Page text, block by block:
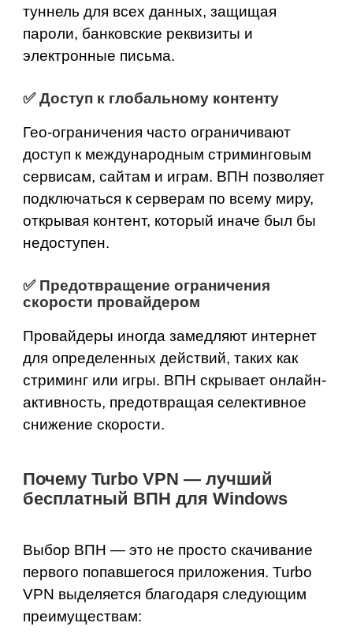
туннель для всех данных, защищая
пароли, банковские реквизиты и
электронные письма.
✅Доступ к глобальному контенту
Гео-ограничения часто ограничивают
доступ к международным стриминговым
сервисам, сайтам и играм. ВПН позволяет
подключаться к серверам по всему миру,
открывая контент, который иначе был бы
недоступен.
✅ Предотвращение ограничения
скорости провайдером
Провайдеры иногда замедляют интернет
для определенных действий, таких как
стриминг или игры. ВПН скрывает онлайн-
активность, предотвращая селективное
снижение скорости.
Почему Turbo VPN — лучший
бесплатный ВПН для Windows
Выбор ВПН — это не просто скачивание
первого попавшегося приложения. Turbo
VPN выделяется благодаря следующим
преимуществам: